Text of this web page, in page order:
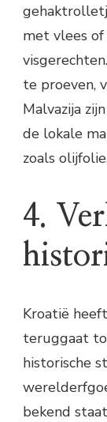
met vlees of
te proeven,
Malvazija
de lokale
zoals
4.
Kroatië
teruggaat
historische
bekend